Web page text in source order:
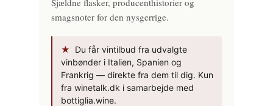
smagsnoter for den nysgerrige.
★
Du får vintilbud fra udvalgte
vinbønder i Italien, Spanien og
Frankrig — direkte fra dem til dig. Kun
fra winetalk.dk i samarbejde med
bottiglia.wine.